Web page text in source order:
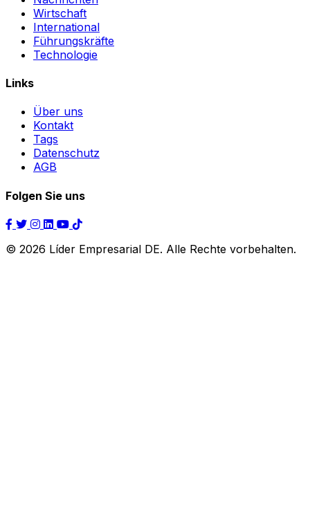
Wirtschaft
International
Führungskräfte
Technologie
Links
Über uns
Kontakt
Tags
Datenschutz
AGB
Folgen Sie uns
© 2026 Líder Empresarial DE. Alle Rechte vorbehalten.